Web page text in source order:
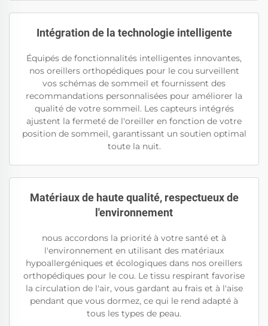
Intégration de la technologie intelligente
Équipés de fonctionnalités intelligentes innovantes,
nos oreillers orthopédiques pour le cou surveillent
vos schémas de sommeil et fournissent des
recommandations personnalisées pour améliorer la
qualité de votre sommeil. Les capteurs intégrés
ajustent la fermeté de l'oreiller en fonction de votre
position de sommeil, garantissant un soutien optimal
toute la nuit.
Matériaux de haute qualité, respectueux de
l'environnement
nous accordons la priorité à votre santé et à
l'environnement en utilisant des matériaux
hypoallergéniques et écologiques dans nos oreillers
orthopédiques pour le cou. Le tissu respirant favorise
la circulation de l'air, vous gardant au frais et à l'aise
pendant que vous dormez, ce qui le rend adapté à
tous les types de peau.